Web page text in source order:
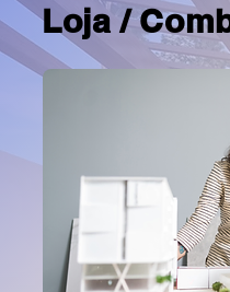
Loja /